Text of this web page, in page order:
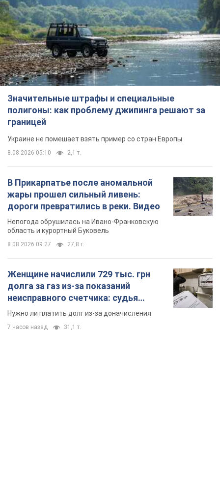
Значительные штрафы и специальные
полигоны: как проблему джипинга решают за
границей
Украине не помешает взять пример со стран Европы
8.08.2026 05:10 2,1 т.
В Прикарпатье после аномальной
жары прошел сильный ливень:
дороги превратились в реки. Видео
Непогода обрушилась на Ивано-Франковскую
область и курортный Буковель
8.08.2026 09:27 27,8 т.
Женщине начислили 729 тыс. грн
долга за газ из-за показаний
неисправного счетчика: судья
вынес неожиданное решение
Нужно ли платить долг из-за доначисления
7 часов назад 31,1 т.